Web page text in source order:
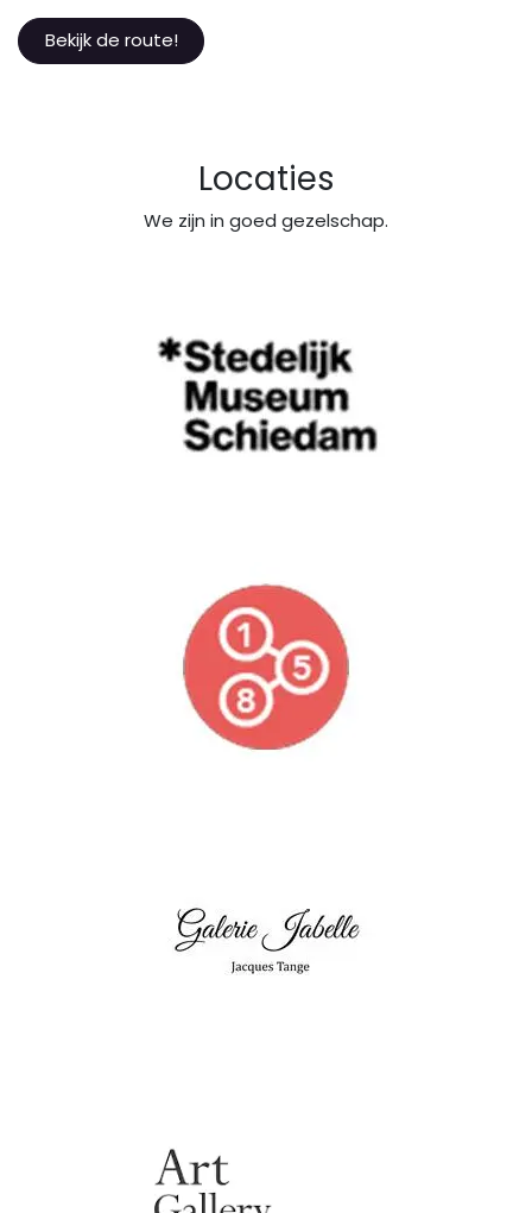
Bekijk de route!
Locaties
We zijn in goed gezelschap.